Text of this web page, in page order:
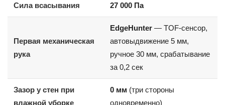
Сила всасывания 27 000 Па
Первая механическая
рука
EdgeHunter — TOF-сенсор,
автовыдвижение 5 мм,
ручное 30 мм, срабатывание
за 0,2 сек
Зазор у стен при
влажной уборке
0 мм (три стороны
одновременно)